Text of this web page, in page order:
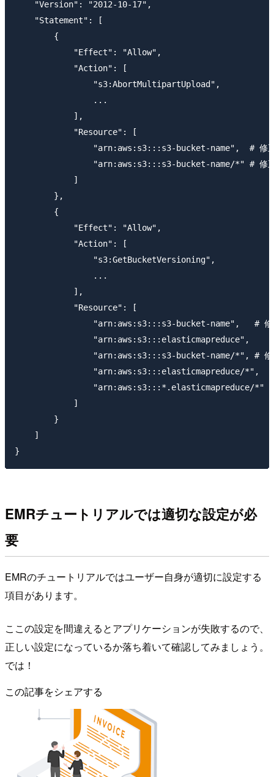
    "Version": "2012-10-17",
    "Statement": [
        {
            "Effect": "Allow",
            "Action": [
                "s3:AbortMultipartUpload",
                ...
            ],
            "Resource": [
"arn:aws:s3:::s3-bucket-name",  # 修
"arn:aws:s3:::s3-bucket-name/*" # 修
            ]
        },
        {
            "Effect": "Allow",
            "Action": [
                "s3:GetBucketVersioning",
                ...
            ],
            "Resource": [
"arn:aws:s3:::s3-bucket-name",   # 修
                "arn:aws:s3:::elasticmapreduce",
"arn:aws:s3:::s3-bucket-name/*", # 修
                "arn:aws:s3:::elasticmapreduce/*",
                "arn:aws:s3:::*.elasticmapreduce/*"
            ]
        }
    ]
EMRチュートリアルでは適切な設定が必
要
EMRのチュートリアルではユーザー自身が適切に設定する
項目があります。
ここの設定を間違えるとアプリケーションが失敗するので、
正しい設定になっているか落ち着いて確認してみましょう。
では！
この記事をシェアする